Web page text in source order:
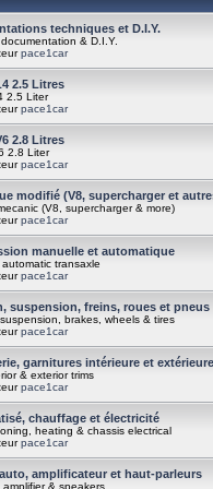
techniques et D.I.Y.
& D.I.Y.
pace1car
2.5 Litres
2.5 Liter
pace1car
2.8 Litres
2.8 Liter
pace1car
modifié (V8, supercharger et
(V8, supercharger & more)
pace1car
manuelle et automatique
transaxle
pace1car
suspension, freins, roues et pneus
brakes, wheels & tires
pace1car
garnitures intérieure et extérieure
& exterior trims
pace1car
chauffage et électricité
heating & chassis electrical
pace1car
amplificateur et haut-parleurs
amplifier & speakers